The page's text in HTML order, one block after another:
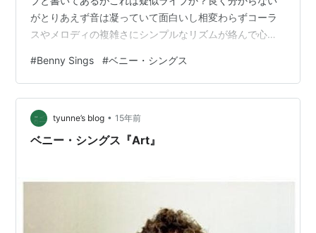
がとりあえず音は凝っていて面白いし相変わらずコーラ
スやメロディの複雑さにシンプルなリズムが絡んで心地
うのはどういった流れなんだろう。既にジョヴァンカも
ゲストボーカルで活躍している。ジャズ風味の音に打ち
込みのリズム。刺激的なコーラスワークに複雑な旋律と
聴きどころは多い。何か同じようなことを繰り返し言っ
てる気もするが・・。 2ndの時点でこの完成度なので後
#Benny Sings #ベニー・シングス
tyunne’s blog • 15年前
ベニー・シングス『Art』